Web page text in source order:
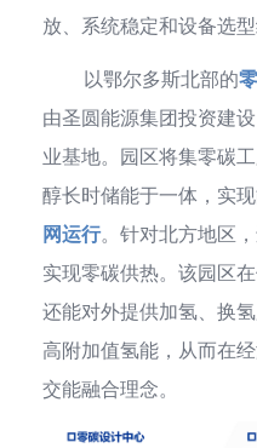
放、系统稳定和设备选
以鄂尔多斯北部的
由圣圆能源集团投资建
业基地。园区将集零碳
醇长时储能于一体，实
网运行。针对北方地区
实现零碳供热。该园区
还能对外提供加氢、换
高附加值氢能，从而在
交能融合理念。